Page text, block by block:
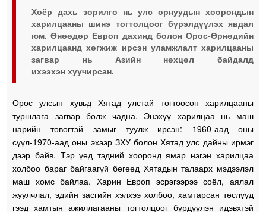
Хоёр дахь зорилго нь улс орнуудын хоорондын
харилцааны шинэ тогтолцоог бүрэлдүүлэх явдал
юм. Өнөөдөр Европ дахинд болон Орос-Өрнөдийн
харилцаанд хөгжиж ирсэн уламжлалт харилцааны
загвар нь Азийн нөхцөл байдалд
ихээхэн хуучирсан.
Орос улсын хувьд Хятад улстай тогтоосон харилцааны
туршлага загвар болж чадна. Энэхүү харилцаа нь маш
нарийн төвөгтэй замыг туулж ирсэн: 1960-аад оны
сүүл-1970-аад оны эхээр ЗХУ болон Хятад улс дайны ирмэг
дээр байв. Тэр үед тэдний хооронд ямар нэгэн харилцаа
холбоо бараг байгаагүй бөгөөд Хятадын талаарх мэдээлэл
маш хомс байлаа. Харин Европ эсрэгээрээ соёл, аялал
жуулчлал, эдийн засгийн хэлхээ холбоо, хамтарсан төслүүд
гээд хамтын ажиллагааны тогтолцоог бүрдүүлэн идэвхтэй